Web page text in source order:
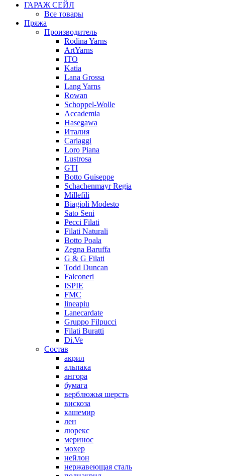
ГАРАЖ СЕЙЛ
Все товары
Пряжа
Производитель
Rodina Yarns
ArtYarns
ITO
Katia
Lana Grossa
Lang Yarns
Rowan
Schoppel-Wolle
Accademia
Hasegawa
Италия
Cariaggi
Loro Piana
Lustrosa
GTI
Botto Guiseppe
Schachenmayr Regia
Millefili
Biagioli Modesto
Sato Seni
Pecci Filati
Filati Naturali
Botto Poala
Zegna Baruffa
G & G Filati
Todd Duncan
Falconeri
ISPIE
FMC
lineapiu
Lanecardate
Gruppo Filpucci
Filati Buratti
Di.Ve
Состав
акрил
альпака
ангора
бумага
верблюжья шерсть
вискоза
кашемир
лен
люрекс
меринос
мохер
нейлон
нержавеющая сталь